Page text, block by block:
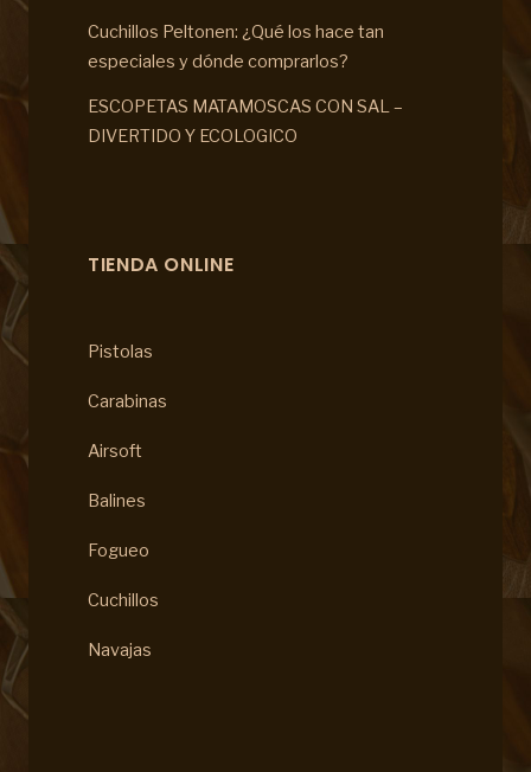
Cuchillos Peltonen: ¿Qué los hace tan
especiales y dónde comprarlos?
ESCOPETAS MATAMOSCAS CON SAL –
DIVERTIDO Y ECOLOGICO
TIENDA ONLINE
Pistolas
Carabinas
Airsoft
Balines
Fogueo
Cuchillos
Navajas